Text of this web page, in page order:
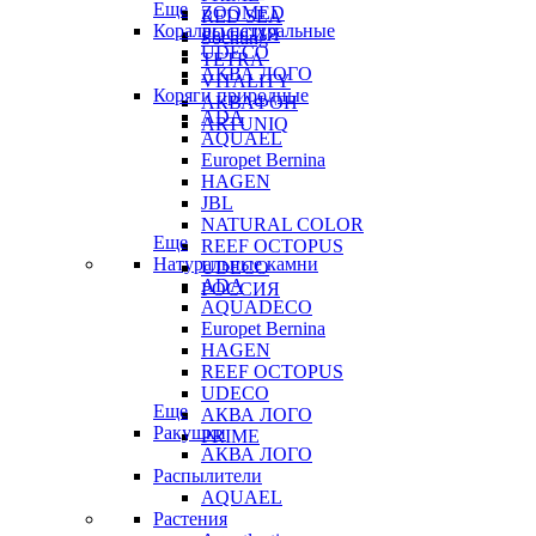
RED SEA
Sochting
TETRA
VITALITY
АКВАФОН
ARTUNIQ
ZOOMED
РОССИЯ
Еще
Кораллы натуральные
UDECO
АКВА ЛОГО
Коряги природные
ADA
AQUAEL
Europet Bernina
HAGEN
JBL
NATURAL COLOR
REEF OCTOPUS
UDECO
РОССИЯ
Еще
Натуральные камни
ADA
AQUADECO
Europet Bernina
HAGEN
REEF OCTOPUS
UDECO
АКВА ЛОГО
PRIME
Еще
Ракушки
АКВА ЛОГО
Распылители
AQUAEL
Растения